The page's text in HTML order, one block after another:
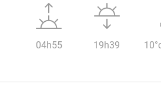
04h55 19h39